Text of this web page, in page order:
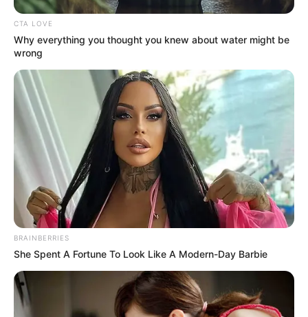
CTA LOVE
Why everything you thought you knew about water might be
wrong
BRAINBERRIES
She Spent A Fortune To Look Like A Modern-Day Barbie